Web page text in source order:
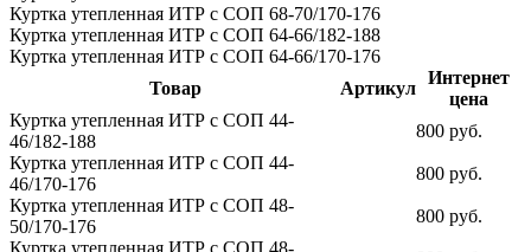
Куртка утепленная ИТР c СОП 68-70/170-176
Куртка утепленная ИТР c СОП 64-66/182-188
Куртка утепленная ИТР c СОП 64-66/170-176
Товар
Артикул
Интернет
цена
Куртка утепленная ИТР c СОП 44-
46/182-188
800 руб.
Куртка утепленная ИТР c СОП 44-
46/170-176
800 руб.
Куртка утепленная ИТР c СОП 48-
50/170-176
800 руб.